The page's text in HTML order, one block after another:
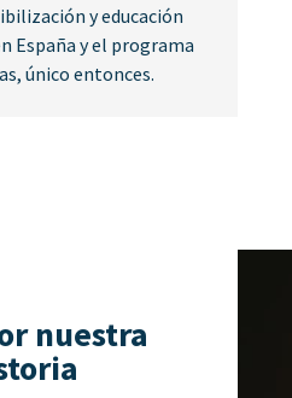
y educación
España y el programa
único entonces.
nuestra